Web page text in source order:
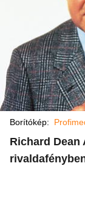
Borítókép:
Richard